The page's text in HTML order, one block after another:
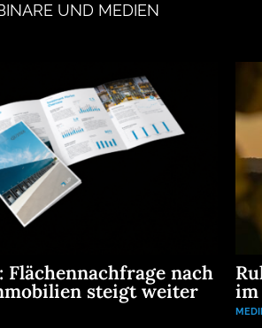
UND MEDIEN
Flächennachfrage nach
steigt weiter im